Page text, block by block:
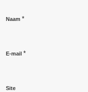
Naam *
E-mail *
Site